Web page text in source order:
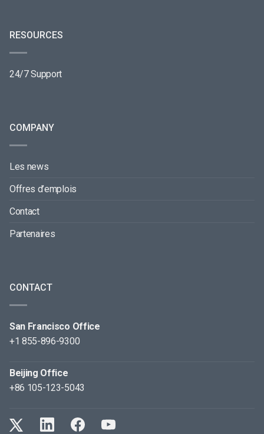
RESOURCES
24/7 Support
COMPANY
Les news
Offres d’emplois
Contact
Partenaires
CONTACT
San Francisco Office
+1 855-896-9300
Beijing Office
+86 105-123-5043